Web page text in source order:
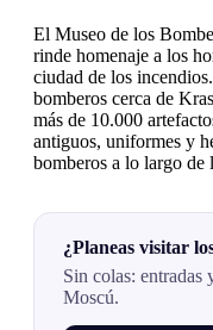
El Museo de los
rinde homenaje a los
ciudad de los
bomberos cerca de
más de 10.000
antiguos, uniformes y
bomberos a lo largo de
¿Planeas visitar
Sin colas: entradas
Moscú.